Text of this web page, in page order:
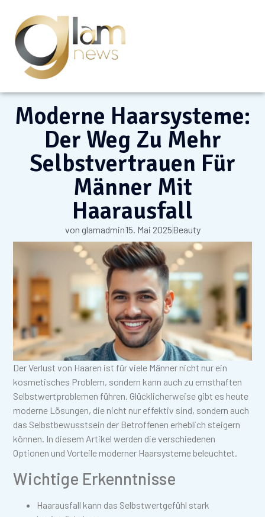
Moderne Haarsysteme:
Der Weg Zu Mehr
Selbstvertrauen Für
Männer Mit
Haarausfall
von glamadmin15. Mai 2025Beauty
Der Verlust von Haaren ist für viele Männer nicht nur ein
kosmetisches Problem, sondern kann auch zu ernsthaften
Selbstwertproblemen führen. Glücklicherweise gibt es heute
moderne Lösungen, die nicht nur effektiv sind, sondern auch
das Selbstbewusstsein der Betroffenen erheblich steigern
können. In diesem Artikel werden die verschiedenen
Optionen und Vorteile moderner Haarsysteme beleuchtet.
Wichtige Erkenntnisse
Haarausfall kann das Selbstwertgefühl stark